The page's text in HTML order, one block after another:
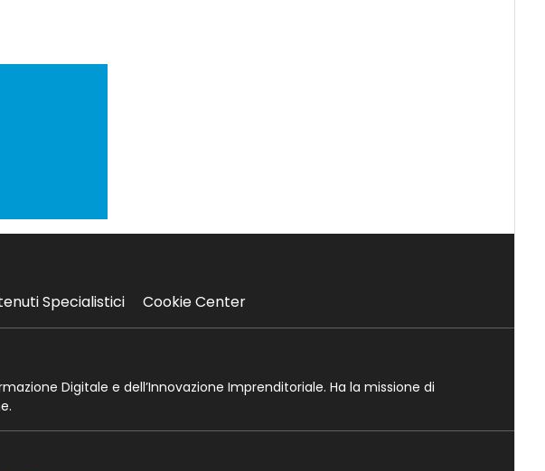
Specialistici Cookie Center
Digitale e dell’Innovazione Imprenditoriale. Ha la missione di